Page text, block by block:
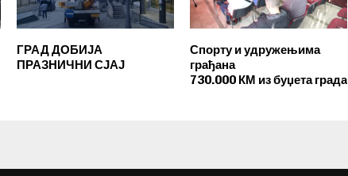
ГРАД ДОБИЈА
ПРАЗНИЧНИ СЈАЈ
Спорту и удружењима
грађана
730.000 КМ из буџета града